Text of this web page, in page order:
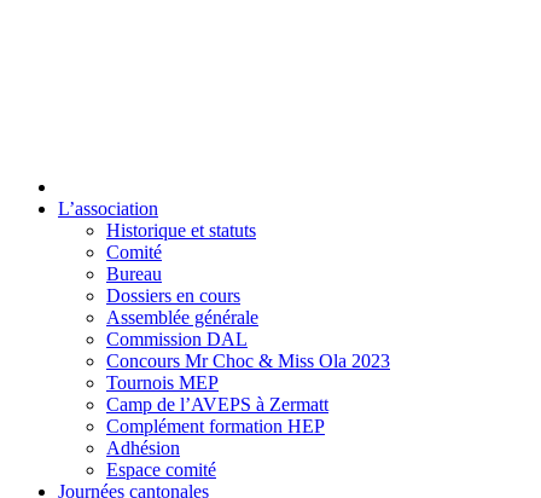
L’association
Historique et statuts
Comité
Bureau
Dossiers en cours
Assemblée générale
Commission DAL
Concours Mr Choc & Miss Ola 2023
Tournois MEP
Camp de l’AVEPS à Zermatt
Complément formation HEP
Adhésion
Espace comité
Journées cantonales